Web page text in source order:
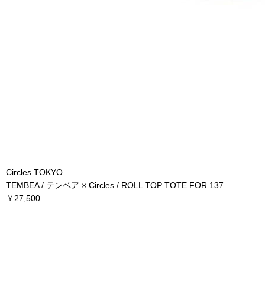
Circles TOKYO
TEMBEA / テンベア × Circles / ROLL TOP TOTE FOR 137
￥27,500